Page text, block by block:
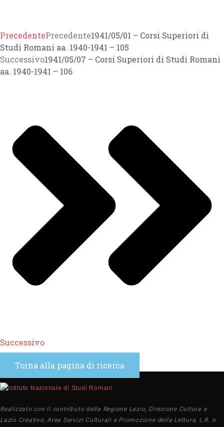
PrecedentePrecedente1941/05/01 – Corsi Superiori di
Studi Romani aa. 1940-1941 – 105
Successivo1941/05/07 – Corsi Superiori di Studi Romani
aa. 1940-1941 – 106
Successivo
Torna alla pagina di ricerca
Realizzato con il contributo della Regione Lazio, Direzione Cultura e
Lazio Creativo, Area Servizi Culturali e Promozione della Lettura, L.R. n.